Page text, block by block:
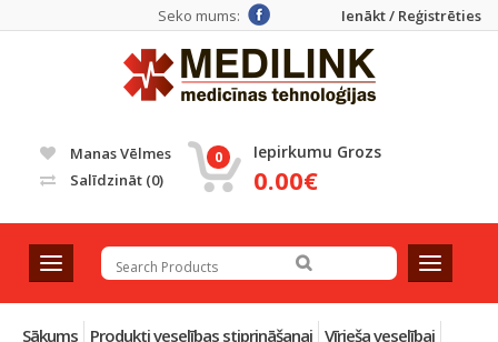
Ienākt / Reģistrēties
Seko mums:
Manas Vēlmes
Salīdzināt (0)
0 Iepirkumu Grozs
0.00€
T
o
g
g
T
o
g
g
Sākums Produkti veselības stiprināšanai Vīrieša veselībai